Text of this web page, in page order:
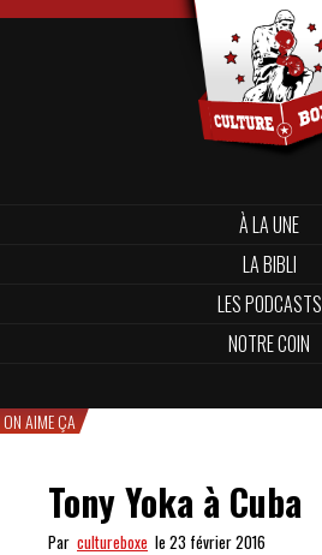
À LA UNE
LA BIBLI
LES PODCASTS
NOTRE COIN
ON AIME ÇA
Tony Yoka à Cuba
Par cultureboxe le 23 février 2016